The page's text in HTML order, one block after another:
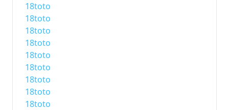
18toto
18toto
18toto
18toto
18toto
18toto
18toto
18toto
18toto